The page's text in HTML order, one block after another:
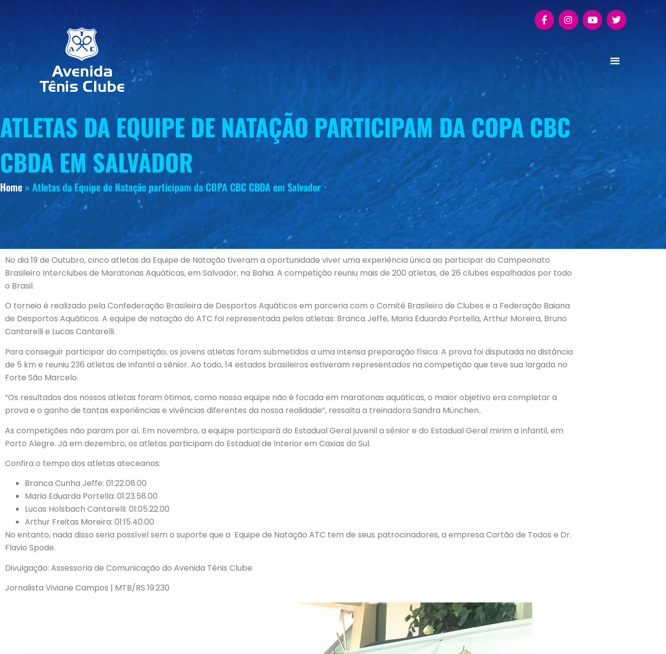
ATLETAS DA EQUIPE DE NATAÇÃO PARTICIPAM DA COPA CBC
CBDA EM SALVADOR
Home » Atletas da Equipe de Natação participam da COPA CBC CBDA em Salvador
No dia 19 de Outubro, cinco atletas da Equipe de Natação tiveram a oportunidade viver uma experiência única ao participar do Campeonato
Brasileiro Interclubes de Maratonas Aquáticas, em Salvador, na Bahia. A competição reuniu mais de 200 atletas, de 26 clubes espalhados por todo
o Brasil.
O torneio é realizado pela Confederação Brasileira de Desportos Aquáticos em parceria com o Comitê Brasileiro de Clubes e a Federação Baiana
de Desportos Aquáticos. A equipe de natação do ATC foi representada pelos atletas: Branca Jeffe, Maria Eduarda Portella, Arthur Moreira, Bruno
Cantarelli e Lucas Cantarelli.
Para conseguir participar da competição, os jovens atletas foram submetidos a uma intensa preparação física. A prova foi disputada na distância
de 5 km e reuniu 236 atletas de infantil a sênior. Ao todo, 14 estados brasileiros estiveram representados na competição que teve sua largada no
Forte São Marcelo.
“Os resultados dos nossos atletas foram ótimos, como nossa equipe não é focada em maratonas aquáticas, o maior objetivo era completar a
prova e o ganho de tantas experiências e vivências diferentes da nossa realidade”, ressalta a treinadora Sandra München..
As competições não param por aí. Em novembro, a equipe participará do Estadual Geral juvenil a sênior e do Estadual Geral mirim a infantil, em
Porto Alegre. Já em dezembro, os atletas participam do Estadual de Interior em Caxias do Sul.
Confira o tempo dos atletas ateceanos:
Branca Cunha Jeffe: 01:22.08.00
Maria Eduarda Portella: 01:23.58.00
Lucas Holsbach Cantarelli: 01:05.22.00
Arthur Freitas Moreira: 01:15.40.00
No entanto, nada disso seria possível sem o suporte que a Equipe de Natação ATC tem de seus patrocinadores, a empresa Cartão de Todos e Dr.
Flavio Spode.
Divulgação: Assessoria de Comunicação do Avenida Tênis Clube
Jornalista Viviane Campos | MTB/RS 19.230